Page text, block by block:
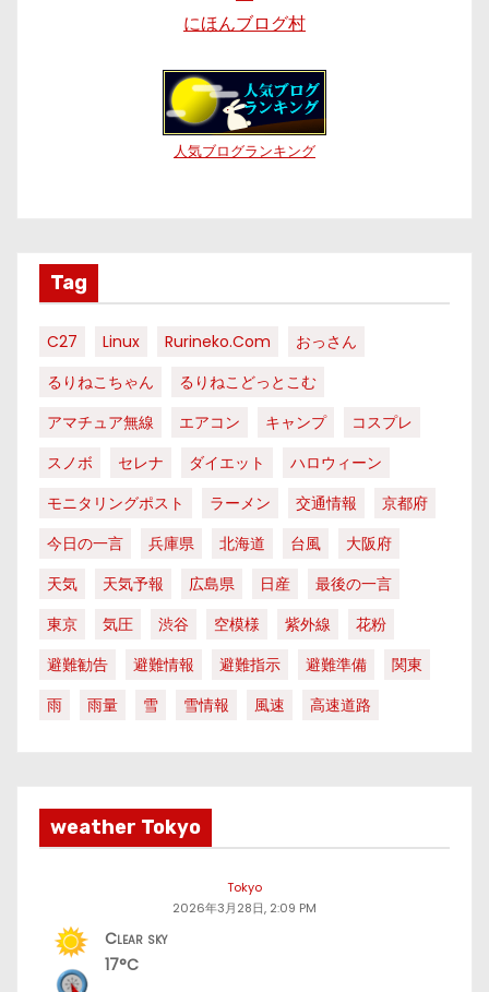
にほんブログ村
人気ブログランキング
Tag
C27 Linux Rurineko.com
おっさん
るりねこちゃん
るりねこどっとこむ
アマチュア無線
エアコン キャンプ
コスプレ
スノボ
セレナ ダイエット
ハロウィーン
モニタリングポスト
ラーメン 交通情報
京都府
今日の一言
兵庫県 北海道 台風
大阪府
天気
天気予報 広島県 日産
最後の一言
東京
気圧 渋谷 空模様 紫外線
花粉
避難勧告
避難情報 避難指示 避難準備
関東
雨
雨量 雪 雪情報 風速 高速道路
weather Tokyo
Tokyo
2026年3月28日, 2:09 PM
Clear sky
17°C